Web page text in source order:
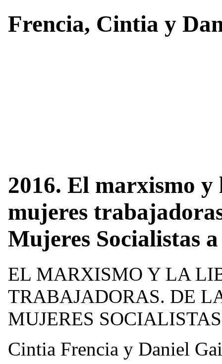
Frencia, Cintia y
2016. El marxismo
mujeres
Mujeres Socialistas
EL MARXISMO Y LA
TRABAJADORAS. DE
MUJERES
Cintia Frencia y Daniel